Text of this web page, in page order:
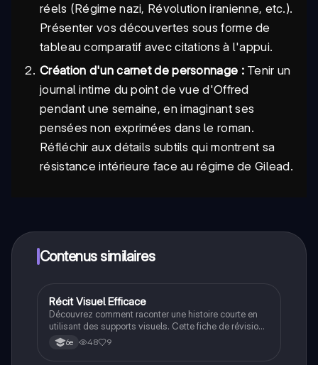
réels (Régime nazi, Révolution iranienne, etc.).
Présenter vos découvertes sous forme de
tableau comparatif avec citations à l'appui.
Création d'un carnet de personnage :Tenir un
journal intime du point de vue d'Offred
pendant une semaine, en imaginant ses
pensées non exprimées dans le roman.
Réfléchir aux détails subtils qui montrent sa
résistance intérieure face au régime de Gilead.
Contenus similaires
Anglais
Récit Visuel Efficace
Découvrez comment raconter une histoire courte en
utilisant des supports visuels. Cette fiche de révision
aborde la définition des supports visuels, leur analyse,
et la création d'un récapitulatif. Idéal pour améliorer
6e 48 9